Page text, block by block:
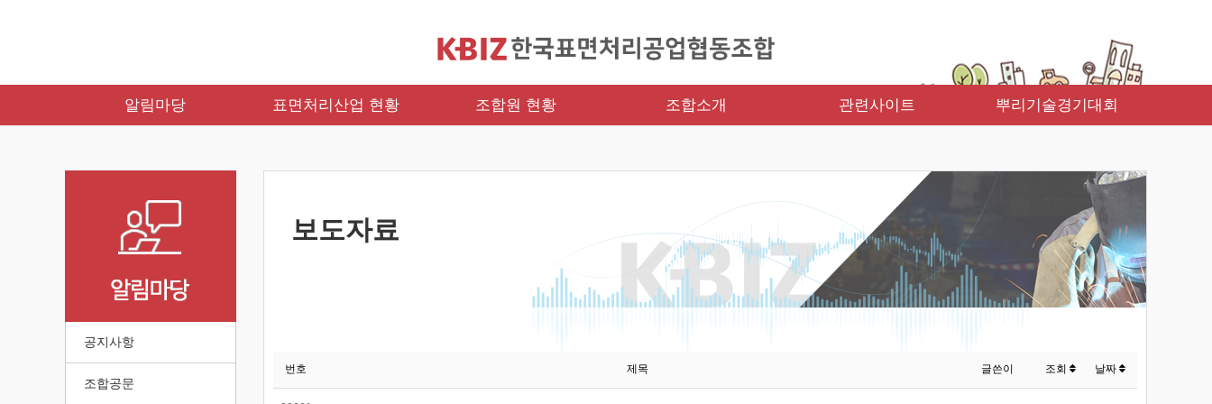
알림마당 표면처리산업 현황 조합원 현황 조합소개 관련사이트 뿌리기술경기대회
공지사항
조합공문
보도자료
번호 제목 글쓴이 조회 날짜